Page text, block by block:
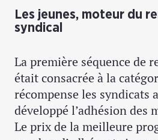
Les jeunes, moteur du
syndical
La première séquence de
était consacrée à la
récompense les syndicats
développé l’adhésion des
Le prix de la meilleure